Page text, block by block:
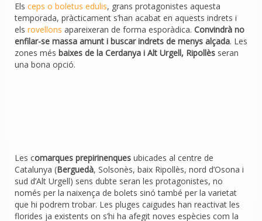
Els ceps o boletus edulis, grans protagonistes aquesta
temporada, pràcticament s’han acabat en aquests indrets i
els rovellons apareixeran de forma esporàdica. Convindrà no
enfilar-se massa amunt i buscar indrets de menys alçada. Les
zones més baixes de la Cerdanya i Alt Urgell, Ripollès seran
una bona opció.
Les comarques prepirinenques ubicades al centre de
Catalunya (Berguedà, Solsonès, baix Ripollès, nord d’Osona i
sud d’Alt Urgell) sens dubte seran les protagonistes, no
només per la naixença de bolets sinó també per la varietat
que hi podrem trobar. Les pluges caigudes han reactivat les
florides ja existents on s’hi ha afegit noves espècies com la